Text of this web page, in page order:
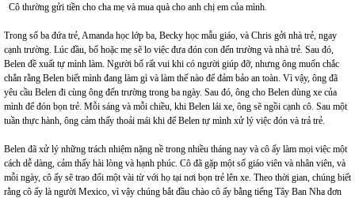
Cô thường gửi tiền cho cha mẹ và mua quà cho anh chị em của mình.
Trong số ba đứa trẻ, Amanda học lớp ba, Becky học mẫu giáo, và Chris gởi nhà trẻ, ngay
cạnh trường. Lúc đầu, bố hoặc mẹ sẽ lo việc đưa đón con đến trường và nhà trẻ. Sau đó,
Belen đề xuất tự mình làm. Người bố rất vui khi có người giúp đỡ, nhưng ông muốn chắc
chắn rằng Belen biết mình đang làm gì và làm thế nào để đảm bảo an toàn. Vì vậy, ông đã
yêu cầu Belen đi cùng ông đến trường trong ba ngày. Sau đó, ông cho Belen dùng xe của
mình để đón bọn trẻ. Mỗi sáng và mỗi chiều, khi Belen lái xe, ông sẽ ngồi cạnh cô. Sau một
tuần thực hành, ông cảm thấy thoải mái khi để Belen tự mình xử lý việc đón và trả trẻ.
Belen đã xử lý những trách nhiệm nặng nề trong nhiều tháng nay và cô ấy làm mọi việc một
cách dễ dàng, cảm thấy hài lòng và hạnh phúc. Cô đã gặp một số giáo viên và nhân viên, và
mỗi ngày, cô ấy sẽ trao đổi một vài từ với họ tại nơi bọn trẻ lên xe. Theo thời gian, chúng biết
rằng cô ấy là người Mexico, vì vậy chúng bắt đầu chào cô ấy bằng tiếng Tây Ban Nha đơn